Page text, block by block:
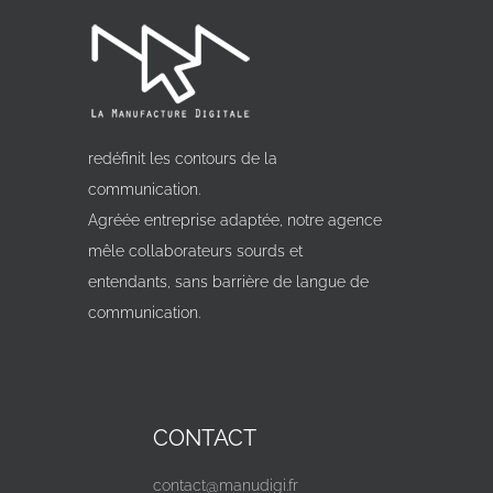
redéfinit les contours de la
communication.
Agréée entreprise adaptée, notre agence
mêle collaborateurs sourds et
entendants, sans barrière de langue de
communication.
CONTACT
contact@manudigi.fr